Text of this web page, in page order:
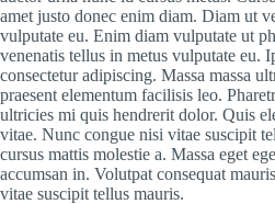
amet justo donec enim diam. Diam ut
vulputate eu. Enim diam vulputate ut
venenatis tellus in metus vulputate eu.
consectetur adipiscing. Massa massa
praesent elementum facilisis leo.
ultricies mi quis hendrerit dolor. Quis
vitae. Nunc congue nisi vitae suscipit
cursus mattis molestie a. Massa eget
accumsan in. Volutpat consequat
vitae suscipit tellus mauris.